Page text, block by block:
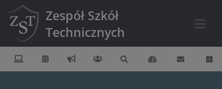
Zespół Szkół
Technicznych